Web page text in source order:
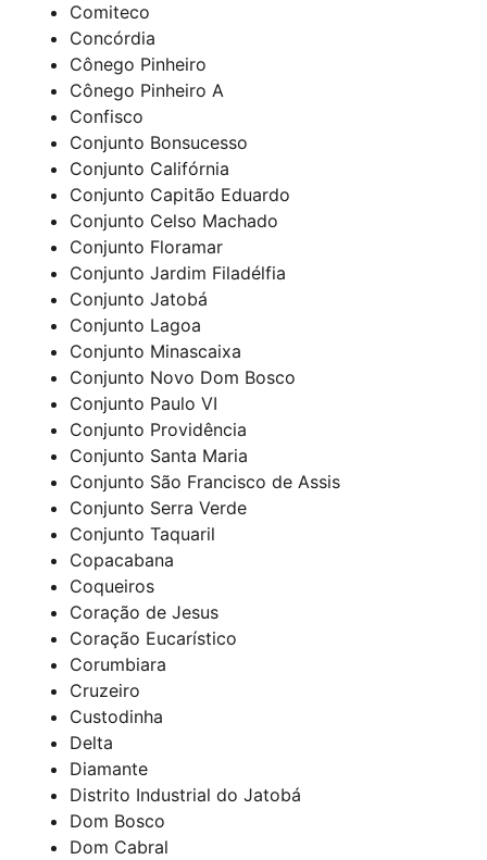
Comiteco
Concórdia
Cônego Pinheiro
Cônego Pinheiro A
Confisco
Conjunto Bonsucesso
Conjunto Califórnia
Conjunto Capitão Eduardo
Conjunto Celso Machado
Conjunto Floramar
Conjunto Jardim Filadélfia
Conjunto Jatobá
Conjunto Lagoa
Conjunto Minascaixa
Conjunto Novo Dom Bosco
Conjunto Paulo VI
Conjunto Providência
Conjunto Santa Maria
Conjunto São Francisco de Assis
Conjunto Serra Verde
Conjunto Taquaril
Copacabana
Coqueiros
Coração de Jesus
Coração Eucarístico
Corumbiara
Cruzeiro
Custodinha
Delta
Diamante
Distrito Industrial do Jatobá
Dom Bosco
Dom Cabral